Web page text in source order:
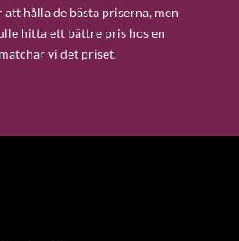
hålla de bästa priserna, men
hitta ett bättre pris hos en
vi det priset.